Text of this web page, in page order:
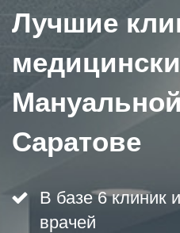
Лучшие
Саратове
В базе 6 клиник
врачей